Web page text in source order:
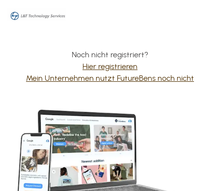
Noch nicht registriert?
Hier registrieren
Mein Unternehmen nutzt FutureBens noch nicht